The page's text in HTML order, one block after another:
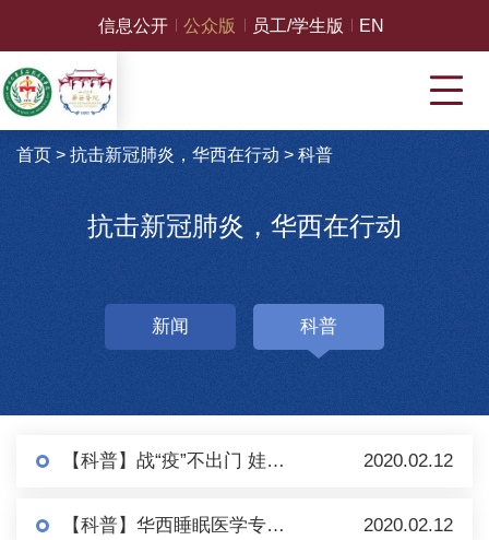
信息公开 公众版 员工/学生版 EN
首页 > 抗击新冠肺炎，华西在行动 > 科普
抗击新冠肺炎，华西在行动
新闻 科普
【科普】战“疫”不出门 娃遭憋疯了！华西医生有哄娃奇招…… 2020.02.12
【科普】华西睡眠医学专家揭秘：睡得越少，免疫力越低？真相竟是… 2020.02.12